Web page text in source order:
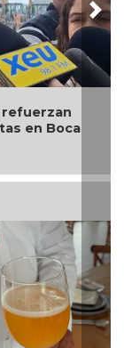
fortalecerá
del Río: